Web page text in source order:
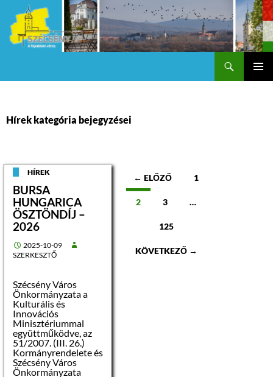
Hírek kategória bejegyzései
HÍREK
BURSA
HUNGARICA
ÖSZTÖNDÍJ –
2026
2025-10-09
SZERKESZTŐ
Szécsény Város
Önkormányzata a
Kulturális és
Innovációs
Minisztériummal
együttműködve, az
51/2007. (III. 26.)
Kormányrendelete és
Szécsény Város
Önkormányzata
Bejegyzések
navigációja
← ELŐZŐ 1
2 3 …
125
KÖVETKEZŐ →